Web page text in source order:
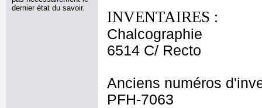
dernier état du savoir.
INVENTAIRES :
Chalcographie
6514 C/ Recto
Anciens numéros
PFH-7063